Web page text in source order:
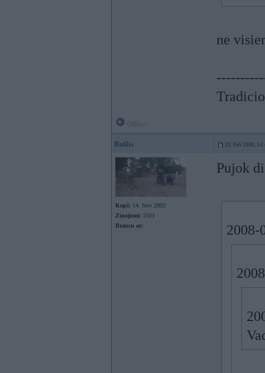
ne
Bullis 29. Feb 2008,
Kopš: 14. Nov 2003
Ziņojumi: 2501
Braucu ar:
Pujok
2008-